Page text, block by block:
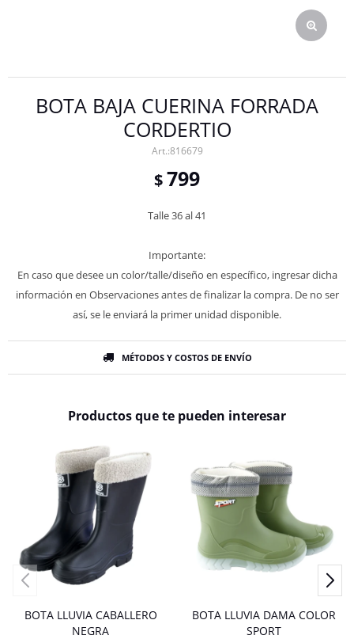
BOTA BAJA CUERINA FORRADA
CORDERTIO
816679
$799
Talle 36 al 41
Importante:
En caso que desee un color/talle/diseño en específico, ingresar dicha
información en Observaciones antes de finalizar la compra. De no ser
así, se le enviará la primer unidad disponible.
MÉTODOS Y COSTOS DE ENVÍO
Productos que te pueden interesar
BOTA LLUVIA CABALLERO
NEGRA
BOTA LLUVIA DAMA COLOR
SPORT